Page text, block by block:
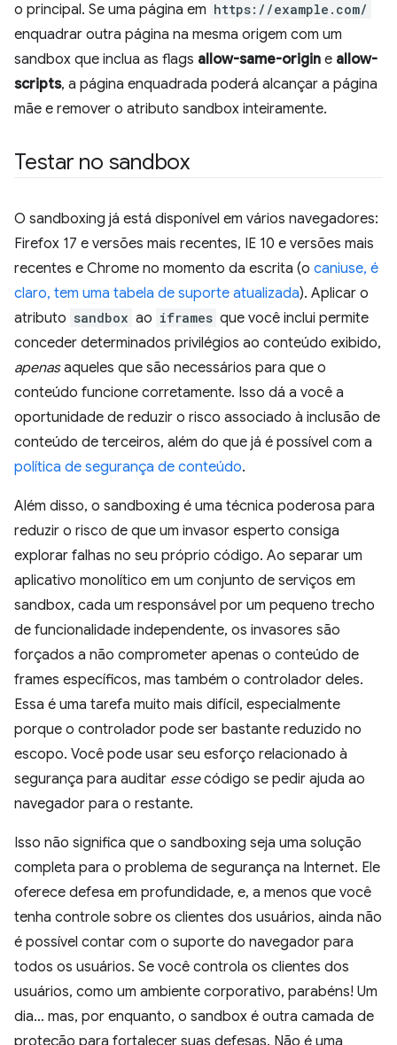
o principal. Se uma página em https://example.com/
enquadrar outra página na mesma origem com um
sandbox que inclua as flags allow-same-origin e allow-
scripts, a página enquadrada poderá alcançar a página
mãe e remover o atributo sandbox inteiramente.
Testar no sandbox
O sandboxing já está disponível em vários navegadores:
Firefox 17 e versões mais recentes, IE 10 e versões mais
recentes e Chrome no momento da escrita (o caniuse, é
claro, tem uma tabela de suporte atualizada). Aplicar o
atributo sandbox ao iframes que você inclui permite
conceder determinados privilégios ao conteúdo exibido,
apenasaqueles que são necessários para que o
conteúdo funcione corretamente. Isso dá a você a
oportunidade de reduzir o risco associado à inclusão de
conteúdo de terceiros, além do que já é possível com a
política de segurança de conteúdo.
Além disso, o sandboxing é uma técnica poderosa para
reduzir o risco de que um invasor esperto consiga
explorar falhas no seu próprio código. Ao separar um
aplicativo monolítico em um conjunto de serviços em
sandbox, cada um responsável por um pequeno trecho
de funcionalidade independente, os invasores são
forçados a não comprometer apenas o conteúdo de
frames específicos, mas também o controlador deles.
Essa é uma tarefa muito mais difícil, especialmente
porque o controlador pode ser bastante reduzido no
escopo. Você pode usar seu esforço relacionado à
segurança para auditar essecódigo se pedir ajuda ao
navegador para o restante.
Isso não significa que o sandboxing seja uma solução
completa para o problema de segurança na Internet. Ele
oferece defesa em profundidade, e, a menos que você
tenha controle sobre os clientes dos usuários, ainda não
é possível contar com o suporte do navegador para
todos os usuários. Se você controla os clientes dos
usuários, como um ambiente corporativo, parabéns! Um
dia… mas, por enquanto, o sandbox é outra camada de
proteção para fortalecer suas defesas. Não é uma